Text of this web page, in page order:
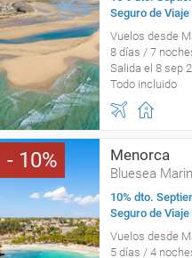
Seguro de
Vuelos desde
8 días / 7
Salida el 8 sep
Todo incluido
10 Menorca
Bluesea
10% dto.
Seguro de
Vuelos desde
5 días / 4